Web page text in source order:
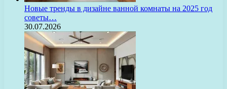
Новые тренды в дизайне ванной комнаты на 2025 год
советы…
30.07.2026